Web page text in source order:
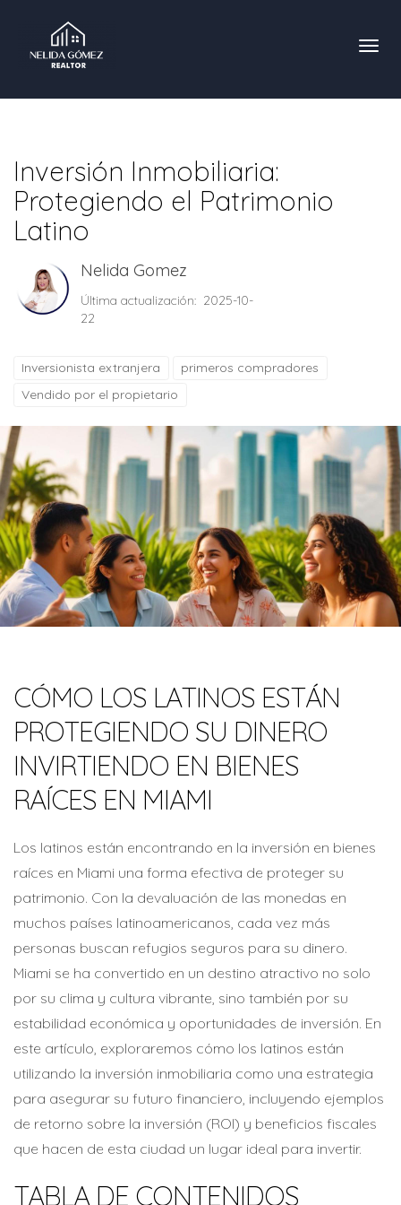
Inversión Inmobiliaria:
Protegiendo el Patrimonio
Latino
Nelida Gomez
Última actualización: 2025-10-
22
Inversionista extranjera
primeros compradores
Vendido por el propietario
CÓMO LOS LATINOS ESTÁN
PROTEGIENDO SU DINERO
INVIRTIENDO EN BIENES
RAÍCES EN MIAMI
Los latinos están encontrando en la inversión en bienes
raíces en Miami una forma efectiva de proteger su
patrimonio. Con la devaluación de las monedas en
muchos países latinoamericanos, cada vez más
personas buscan refugios seguros para su dinero.
Miami se ha convertido en un destino atractivo no solo
por su clima y cultura vibrante, sino también por su
estabilidad económica y oportunidades de inversión. En
este artículo, exploraremos cómo los latinos están
utilizando la inversión inmobiliaria como una estrategia
para asegurar su futuro financiero, incluyendo ejemplos
de retorno sobre la inversión (ROI) y beneficios fiscales
que hacen de esta ciudad un lugar ideal para invertir.
TABLA DE CONTENIDOS